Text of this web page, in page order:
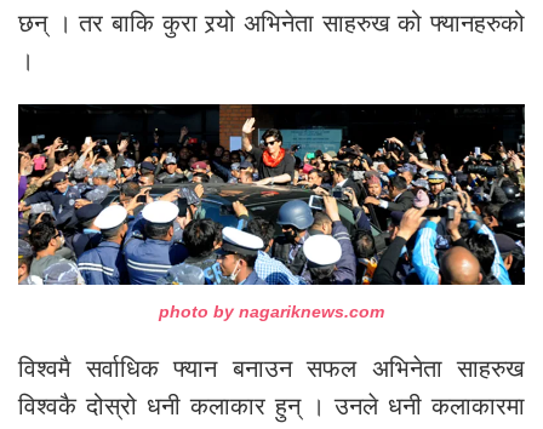
छन् । तर बाकि कुरा रर्‍यो अभिनेता साहरुख को फ्यानहरुको
।
photo by nagariknews.com
विश्वमै सर्वाधिक फ्यान बनाउन सफल अभिनेता साहरुख
विश्वकै दोस्रो धनी कलाकार हुन् । उनले धनी कलाकारमा